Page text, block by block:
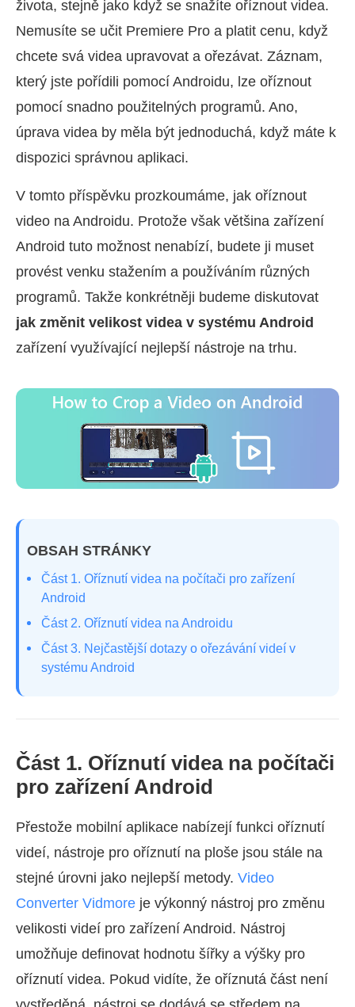
života, stejně jako když se snažíte oříznout videa.
Nemusíte se učit Premiere Pro a platit cenu, když
chcete svá videa upravovat a ořezávat. Záznam,
který jste pořídili pomocí Androidu, lze oříznout
pomocí snadno použitelných programů. Ano,
úprava videa by měla být jednoduchá, když máte k
dispozici správnou aplikaci.
V tomto příspěvku prozkoumáme, jak oříznout
video na Androidu. Protože však většina zařízení
Android tuto možnost nenabízí, budete ji muset
provést venku stažením a používáním různých
programů. Takže konkrétněji budeme diskutovat
jak změnit velikost videa v systému Android
zařízení využívající nejlepší nástroje na trhu.
OBSAH STRÁNKY
Část 1. Oříznutí videa na počítači pro zařízení
Android
Část 2. Oříznutí videa na Androidu
Část 3. Nejčastější dotazy o ořezávání videí v
systému Android
Část 1. Oříznutí videa na počítači
pro zařízení Android
Přestože mobilní aplikace nabízejí funkci oříznutí
videí, nástroje pro oříznutí na ploše jsou stále na
stejné úrovni jako nejlepší metody. Video
Converter Vidmore je výkonný nástroj pro změnu
velikosti videí pro zařízení Android. Nástroj
umožňuje definovat hodnotu šířky a výšky pro
oříznutí videa. Pokud vidíte, že oříznutá část není